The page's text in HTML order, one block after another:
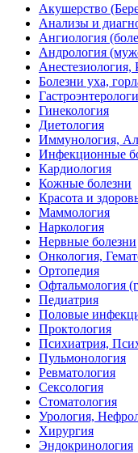
Акушерство
Анализы и
Ангиология
Андрология
Анестезиология,
Болезни уха,
Гинекология
Диетология
Иммунология,
Инфекционные
Кардиология
Кожные болезни
Красота и
Маммология
Наркология
Нервные болезни
Онкология,
Ортопедия
Офтальмология
Педиатрия
Половые
Проктология
Психиатрия,
Пульмонология
Ревматология
Сексология
Стоматология
Урология,
Хирургия
Эндокринология